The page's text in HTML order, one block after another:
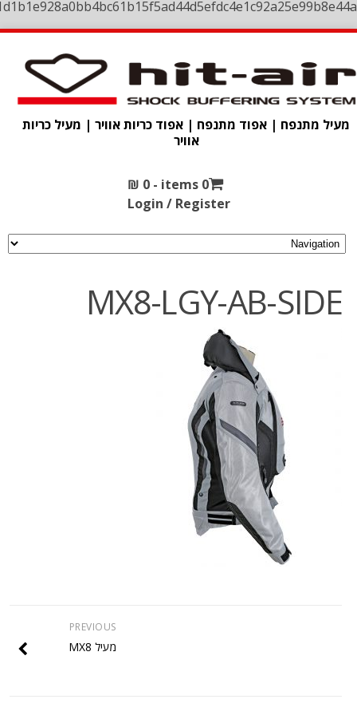
מעיל מתנפח | אפוד מתנפח | אפוד כריות אוויר | מעיל כריות
אוויר
0 items -
₪ 0
Login / Register
MX8-LGY-AB-SIDE
PREVIOUS
מעיל MX8